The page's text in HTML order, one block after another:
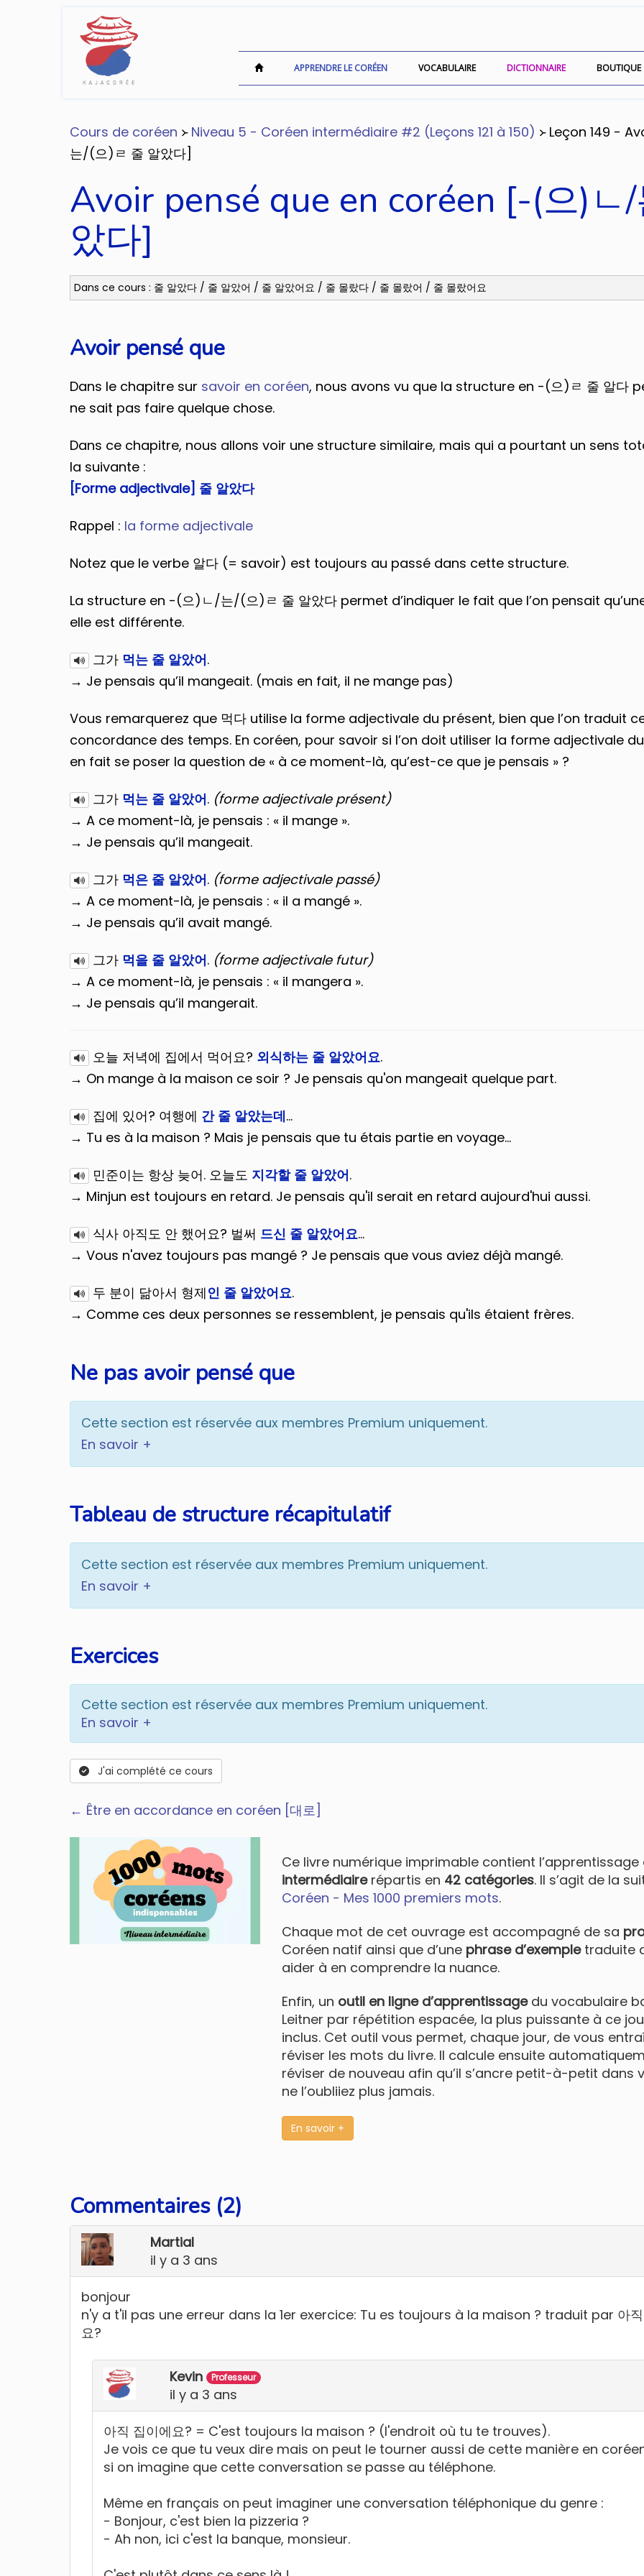
BOUTIQUE
DICTIONNAIRE
VOCABULAIRE
APPRENDRE LE CORÉEN
Cours de coréen ᚛ Niveau 5 - Coréen intermédiaire #2 (Leçons 121 à 150) ᚛ Leçon 149 -
는/(으)ㄹ 줄 알았다]
Avoir pensé que en coréen [-(으)ㄴ
았다]
Dans ce cours : 줄 알았다 / 줄 알았어 / 줄 알았어요 / 줄 몰랐다 / 줄 몰랐어 / 줄 몰랐어요
Avoir pensé que
Dans le chapitre sur savoir en coréen, nous avons vu que la structure en -(으)ㄹ 줄 알다
ne sait pas faire quelque chose.
Dans ce chapitre, nous allons voir une structure similaire, mais qui a pourtant un sens
la suivante :
[Forme adjectivale] 줄 알았다
Rappel : la forme adjectivale
Notez que le verbe 알다 (= savoir) est toujours au passé dans cette structure.
La structure en -(으)ㄴ/는/(으)ㄹ 줄 알았다 permet d’indiquer le fait que l’on pensait
elle est différente.
그가 먹는 줄 알았어.
→ Je pensais qu’il mangeait. (mais en fait, il ne mange pas)
Vous remarquerez que 먹다 utilise la forme adjectivale du présent, bien que l’on traduit
concordance des temps. En coréen, pour savoir si l’on doit utiliser la forme adjectivale
en fait se poser la question de « à ce moment-là, qu’est-ce que je pensais » ?
그가 먹는 줄 알았어. (forme adjectivale présent)
→ A ce moment-là, je pensais : « il mange ».
→ Je pensais qu’il mangeait.
그가 먹은 줄 알았어. (forme adjectivale passé)
→ A ce moment-là, je pensais : « il a mangé ».
→ Je pensais qu’il avait mangé.
그가 먹을 줄 알았어. (forme adjectivale futur)
→ A ce moment-là, je pensais : « il mangera ».
→ Je pensais qu’il mangerait.
오늘 저녁에 집에서 먹어요? 외식하는 줄 알았어요.
→ On mange à la maison ce soir ? Je pensais qu'on mangeait quelque part.
집에 있어? 여행에 간 줄 알았는데…
→ Tu es à la maison ? Mais je pensais que tu étais partie en voyage...
민준이는 항상 늦어. 오늘도 지각할 줄 알았어.
→ Minjun est toujours en retard. Je pensais qu'il serait en retard aujourd'hui aussi.
식사 아직도 안 했어요? 벌써 드신 줄 알았어요…
→ Vous n'avez toujours pas mangé ? Je pensais que vous aviez déjà mangé.
두 분이 닮아서 형제인 줄 알았어요.
→ Comme ces deux personnes se ressemblent, je pensais qu'ils étaient frères.
Ne pas avoir pensé que
Cette section est réservée aux membres Premium uniquement.
En savoir +
Tableau de structure récapitulatif
Cette section est réservée aux membres Premium uniquement.
En savoir +
Exercices
Cette section est réservée aux membres Premium uniquement.
En savoir +
J'ai complété ce cours
← Être en accordance en coréen [대로]
Ce livre numérique imprimable contient
intermédiairerépartis en 42 catégories. Il s’agit de la
Coréen - Mes 1000 premiers mots.
Chaque mot de cet ouvrage est accompagné de sa
Coréen natif ainsi que d’une phrase d’exempletraduite
aider à en comprendre la nuance.
Enfin, un outil en ligne d’apprentissagedu vocabulaire
Leitner par répétition espacée, la plus puissante à ce
inclus. Cet outil vous permet, chaque jour, de vous
réviser les mots du livre. Il calcule ensuite
réviser de nouveau afin qu’il s’ancre petit-à-petit dans
ne l’oubliiez plus jamais.
En savoir +
Commentaires (2)
Martial
il y a 3 ans
bonjour
n'y a t'il pas une erreur dans la 1er exercice: Tu es toujours à la maison ? traduit par 아직
요?
Kevin Professeur
il y a 3 ans
아직 집이에요? = C'est toujours la maison ? (l'endroit où tu te trouves).
Je vois ce que tu veux dire mais on peut le tourner aussi de cette manière en
si on imagine que cette conversation se passe au téléphone.
Même en français on peut imaginer une conversation téléphonique du genre :
- Bonjour, c'est bien la pizzeria ?
- Ah non, ici c'est la banque, monsieur.
conversation pour se débrouiller en coréen
de voyager sereinement en ayant quelques phrases en poche !
circonstances en Corée
Explications de la prononciation coréenne
Savoir lire l'heure, la date...
Un guide utile et condensé pour votre prochain voyage
Je veux recevoir des cours de coréen par mail et bénéficier d'offres
Recevoir le guide !